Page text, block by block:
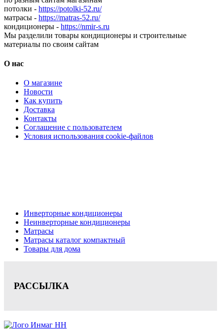
потолки - https://potolki-52.ru/
матрасы - https://matras-52.ru/
кондиционеры - https://nmir-s.ru
Мы разделили товары кондиционеры и строительные
материалы по своим сайтам
О нас
О магазине
Новости
Как купить
Доставка
Контакты
Соглашение с пользователем
Условия использования cookie-файлов
Инверторные кондиционеры
Неинверторные кондиционеры
Матрасы
Матрасы каталог компактный
Товары для дома
РАССЫЛКА